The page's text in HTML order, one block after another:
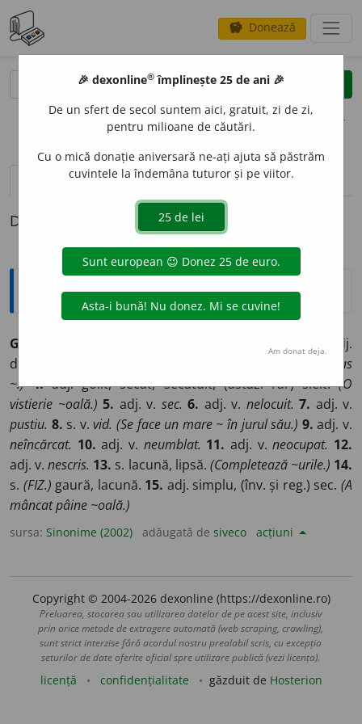
savings Donează
clear
opțiuni
definiții (1) pronunțievolume_up (50)
Definiția cu ID-ul 185819:
Sinonime
GOL
adj.
deșert, vid, (înv. și pop.) sec, secat, (înv.) pustiu.
(Un vas
~.) 4.adj. golit, secat, secătuit, (astăzi rar) sleit.(O
vistierie ~oală.) 5. adj. v. sec. 6. adj. v. nelocuit. 7. adj. v.
pustiu. 8. s. v.vid. (Se face un mare ~ în jurul său.) 9. adj. v.
neîncărcat. 10. adj. v. neumblat. 11. adj. v.neocupat. 12.
adj. v.nescris. 13. s. lacună, lipsă. (Completează ~urile.) 14.
s. (FIZ.) gaură, lacună. 15. adj. simplu, (înv. și reg.) sec.(A
mâncat pâine ~oală.)
sursa: Sinonime (2002) adăugată de siveco acțiuni
Copyright © 2004-2026 dexonline (https://dexonline.ro)
Preluarea, stocarea sau utilizarea datelor de pe acest site, inclusiv
prin orice metode de extragere automată (web scraping, crawling),
sunt strict interzise fără acordul nostru prealabil scris, cu excepția
seturilor de date oferite oficial spre utilizare publică (vezi licența).
licență confidențialitate găzduit de Hosterion
🎉 dexonline® împlinește 25 de ani 🎉
De un sfert de secol suntem aici, gratuit, zi de zi,
pentru milioane de căutări.
Cu o mică donație aniversară ne-ați ajuta să păstrăm
cuvintele la îndemâna tuturor și pe viitor.
Am donat deja.